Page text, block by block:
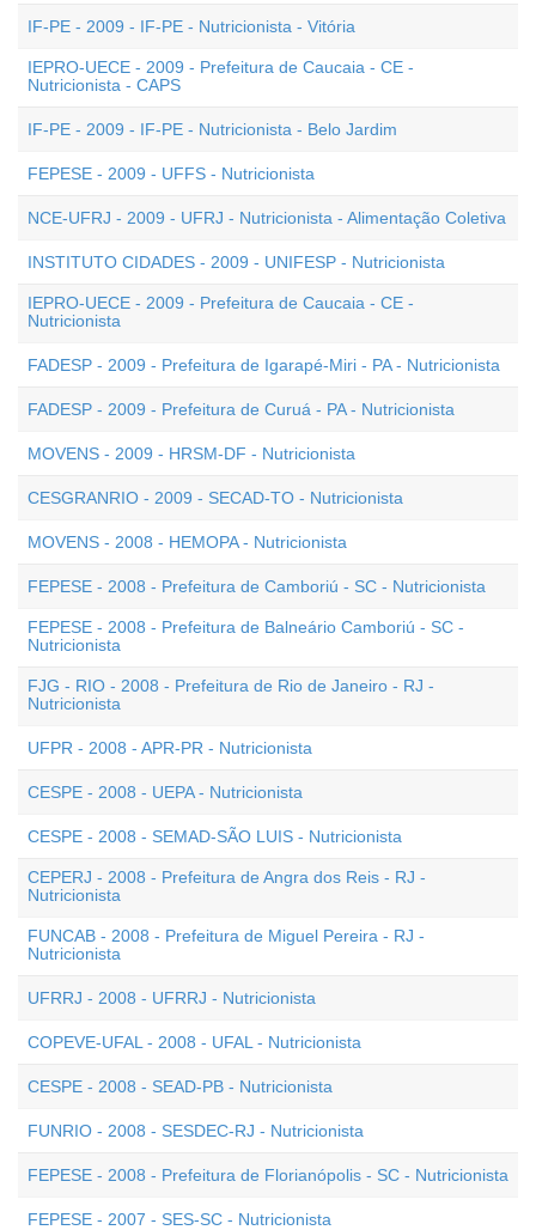
IF-PE - 2009 - IF-PE - Nutricionista - Vitória
IEPRO-UECE - 2009 - Prefeitura de Caucaia - CE -
Nutricionista - CAPS
IF-PE - 2009 - IF-PE - Nutricionista - Belo Jardim
FEPESE - 2009 - UFFS - Nutricionista
NCE-UFRJ - 2009 - UFRJ - Nutricionista - Alimentação Coletiva
INSTITUTO CIDADES - 2009 - UNIFESP - Nutricionista
IEPRO-UECE - 2009 - Prefeitura de Caucaia - CE -
Nutricionista
FADESP - 2009 - Prefeitura de Igarapé-Miri - PA - Nutricionista
FADESP - 2009 - Prefeitura de Curuá - PA - Nutricionista
MOVENS - 2009 - HRSM-DF - Nutricionista
CESGRANRIO - 2009 - SECAD-TO - Nutricionista
MOVENS - 2008 - HEMOPA - Nutricionista
FEPESE - 2008 - Prefeitura de Camboriú - SC - Nutricionista
FEPESE - 2008 - Prefeitura de Balneário Camboriú - SC -
Nutricionista
FJG - RIO - 2008 - Prefeitura de Rio de Janeiro - RJ -
Nutricionista
UFPR - 2008 - APR-PR - Nutricionista
CESPE - 2008 - UEPA - Nutricionista
CESPE - 2008 - SEMAD-SÃO LUIS - Nutricionista
CEPERJ - 2008 - Prefeitura de Angra dos Reis - RJ -
Nutricionista
FUNCAB - 2008 - Prefeitura de Miguel Pereira - RJ -
Nutricionista
UFRRJ - 2008 - UFRRJ - Nutricionista
COPEVE-UFAL - 2008 - UFAL - Nutricionista
CESPE - 2008 - SEAD-PB - Nutricionista
FUNRIO - 2008 - SESDEC-RJ - Nutricionista
FEPESE - 2008 - Prefeitura de Florianópolis - SC - Nutricionista
FEPESE - 2007 - SES-SC - Nutricionista